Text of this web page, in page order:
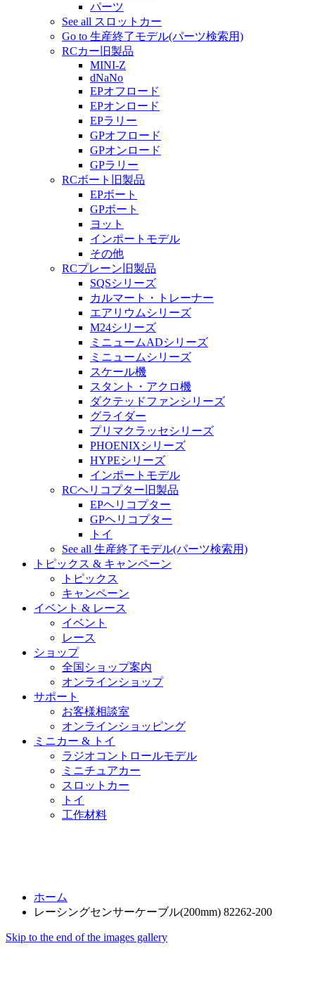
パーツ
See all スロットカー
Go to 生産終了モデル(パーツ検索用)
RCカー旧製品
MINI-Z
dNaNo
EPオフロード
EPオンロード
EPラリー
GPオフロード
GPオンロード
GPラリー
RCボート旧製品
EPボート
GPボート
ヨット
インポートモデル
その他
RCプレーン旧製品
SQSシリーズ
カルマート・トレーナー
エアリウムシリーズ
M24シリーズ
ミニュームADシリーズ
ミニュームシリーズ
スケール機
スタント・アクロ機
ダクテッドファンシリーズ
グライダー
プリマクラッセシリーズ
PHOENIXシリーズ
HYPEシリーズ
インポートモデル
RCヘリコプター旧製品
EPヘリコプター
GPヘリコプター
トイ
See all 生産終了モデル(パーツ検索用)
トピックス & キャンペーン
トピックス
キャンペーン
イベント & レース
イベント
レース
ショップ
全国ショップ案内
オンラインショップ
サポート
お客様相談室
オンラインショッピング
ミニカー & トイ
ラジオコントロールモデル
ミニチュアカー
スロットカー
トイ
工作材料
ホーム
レーシングセンサーケーブル(200mm) 82262-200
Skip to the end of the images gallery